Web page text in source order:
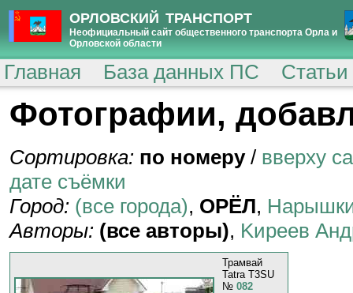
ОРЛОВСКИЙ ТРАНСПОРТ
Неофициальный сайт общественного транспорта Орла и
Орловской области
Главная База данных ПС
Фотографии,
Сортировка: по номеру/ вверху
дате съёмки
Город: (все города), ОРЁЛ,
Авторы: (все авторы), Kиpeeв
Трамвай
Tatra T3SU
№ 082